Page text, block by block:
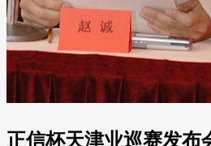
正信杯天津业巡赛发布